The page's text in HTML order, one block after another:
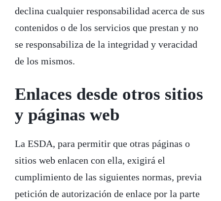
declina cualquier responsabilidad acerca de sus
contenidos o de los servicios que prestan y no
se responsabiliza de la integridad y veracidad
de los mismos.
Enlaces desde otros sitios
y páginas web
La ESDA, para permitir que otras páginas o
sitios web enlacen con ella, exigirá el
cumplimiento de las siguientes normas, previa
petición de autorización de enlace por la parte